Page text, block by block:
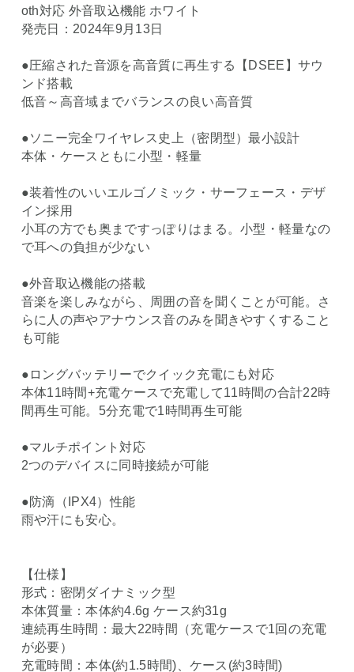
oth対応 外音取込機能 ホワイト
発売日：2024年9月13日
●圧縮された音源を高音質に再生する【DSEE】サウ
ンド搭載
低音～高音域までバランスの良い高音質
●ソニー完全ワイヤレス史上（密閉型）最小設計
本体・ケースともに小型・軽量
●装着性のいいエルゴノミック・サーフェース・デザ
イン採用
小耳の方でも奥まですっぽりはまる。小型・軽量なの
で耳への負担が少ない
●外音取込機能の搭載
音楽を楽しみながら、周囲の音を聞くことが可能。さ
らに人の声やアナウンス音のみを聞きやすくすること
も可能
●ロングバッテリーでクイック充電にも対応
本体11時間+充電ケースで充電して11時間の合計22時
間再生可能。5分充電で1時間再生可能
●マルチポイント対応
2つのデバイスに同時接続が可能
●防滴（IPX4）性能
雨や汗にも安心。
【仕様】
形式：密閉ダイナミック型
本体質量：本体約4.6g ケース約31g
連続再生時間：最大22時間（充電ケースで1回の充電
が必要）
充電時間：本体(約1.5時間)、ケース(約3時間)